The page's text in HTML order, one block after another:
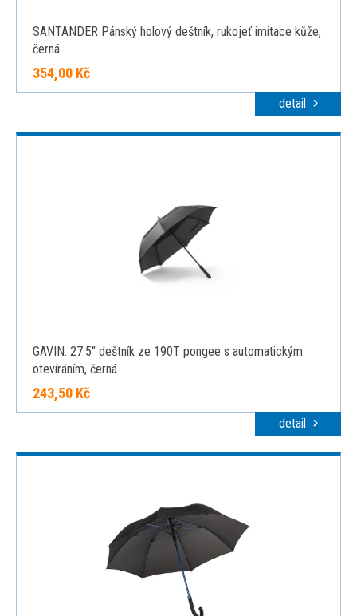
SANTANDER Pánský holový deštník, rukojeť imitace kůže,
černá
354,00 Kč
detail
GAVIN. 27.5" deštník ze 190T pongee s automatickým
otevíráním, černá
243,50 Kč
detail